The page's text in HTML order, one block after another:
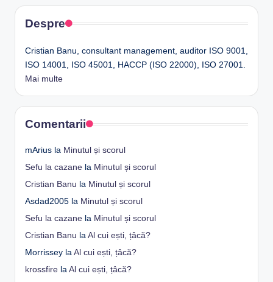
Despre
Cristian Banu, consultant management, auditor ISO 9001,
ISO 14001, ISO 45001, HACCP (ISO 22000), ISO 27001.
Mai multe
Comentarii
mArius la Minutul și scorul
Sefu la cazane la Minutul și scorul
Cristian Banu la Minutul și scorul
Asdad2005 la Minutul și scorul
Sefu la cazane la Minutul și scorul
Cristian Banu la Al cui ești, țâcă?
Morrissey la Al cui ești, țâcă?
krossfire la Al cui ești, țâcă?